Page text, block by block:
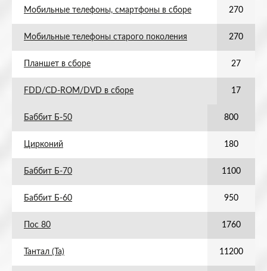
Мобильные телефоны, смартфоны в сборе 270
Мобильные телефоны старого поколения 270
Планшет в сборе 27
FDD/CD-ROM/DVD в сборе 17
Баббит Б-50 800
Цирконий 180
Баббит Б-70 1100
Баббит Б-60 950
Пос 80 1760
Тантал (Та) 11200